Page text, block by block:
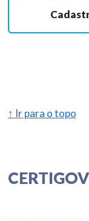
↑ Ir para o topo